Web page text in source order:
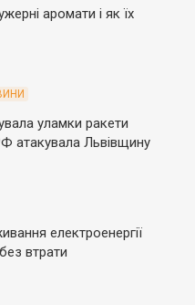
аромати і як їх
уламки ракети
атакувала Львівщину
електроенергії
втрати